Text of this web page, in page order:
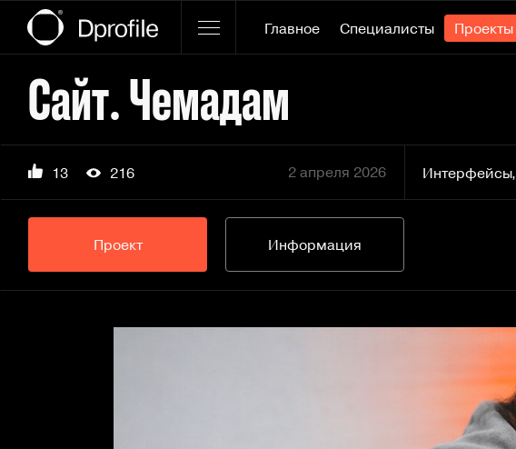
Главное Специалисты Проекты
Сайт. Чемадам
13 216 2 апреля 2026 Интерфейсы,
Проект Информация